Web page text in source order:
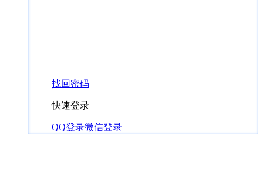
找回密码
快速登录
QQ登录微信登录